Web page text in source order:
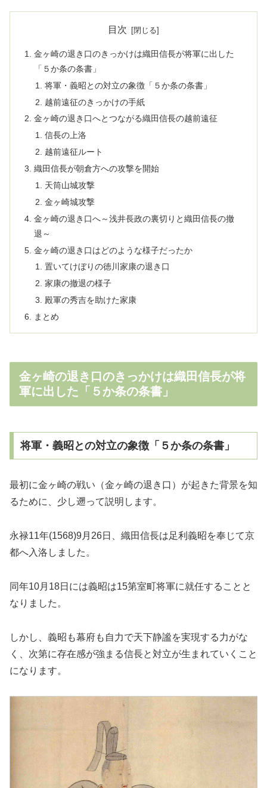
目次
金ヶ崎の退き口のきっかけは織田信長が将軍に出した
「５か条の条書」
将軍・義昭との対立の象徴「５か条の条書」
越前遠征のきっかけの手紙
金ヶ崎の退き口へとつながる織田信長の越前遠征
信長の上洛
越前遠征ルート
織田信長が朝倉方への攻撃を開始
天筒山城攻撃
金ヶ崎城攻撃
金ヶ崎の退き口へ～浅井長政の裏切りと織田信長の撤
退～
金ヶ崎の退き口はどのような様子だったか
置いてけぼりの徳川家康の退き口
家康の撤退の様子
殿軍の秀吉を助けた家康
まとめ
金ヶ崎の退き口のきっかけは織田信長が将
軍に出した「５か条の条書」
将軍・義昭との対立の象徴「５か条の条書」
最初に金ヶ崎の戦い（金ヶ崎の退き口）が起きた背景を知
るために、少し遡って説明します。
永禄11年(1568)9月26日、織田信長は足利義昭を奉じて京
都へ入洛しました。
同年10月18日には義昭は15第室町将軍に就任することと
なりました。
しかし、義昭も幕府も自力で天下静謐を実現する力がな
く、次第に存在感が強まる信長と対立が生まれていくこと
になります。